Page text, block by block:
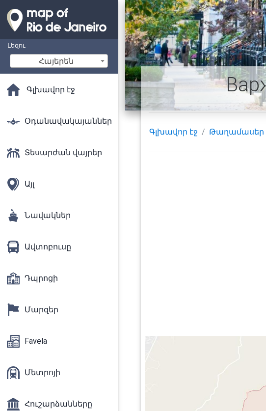
Լեզու
Հայերեն
Գլխավոր էջ
Օդանավակայաններ
Տեսարժան վայրեր
Այլ
Նավակներ
Ավտոբուսը
Դպրոցի
Մարզեր
Favela
Մետրոյի
Հուշարձանները
Գլխավոր էջ Թաղամասեր